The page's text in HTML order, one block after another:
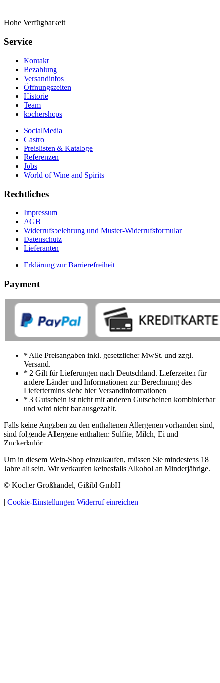
Hohe Verfügbarkeit
Service
Kontakt
Bezahlung
Versandinfos
Öffnungszeiten
Historie
Team
kochershops
SocialMedia
Gastro
Preislisten & Kataloge
Referenzen
Jobs
World of Wine and Spirits
Rechtliches
Impressum
AGB
Widerrufsbelehrung und Muster-Widerrufsformular
Datenschutz
Lieferanten
Erklärung zur Barrierefreiheit
Payment
* Alle Preisangaben inkl. gesetzlicher MwSt. und zzgl.
Versand.
* 2 Gilt für Lieferungen nach Deutschland. Lieferzeiten für
andere Länder und Informationen zur Berechnung des
Liefertermins siehe hier Versandinformationen
* 3 Gutschein ist nicht mit anderen Gutscheinen kombinierbar
und wird nicht bar ausgezahlt.
Falls keine Angaben zu den enthaltenen Allergenen vorhanden sind,
sind folgende Allergene enthalten: Sulfite, Milch, Ei und
Zuckerkulör.
Um in diesem Wein-Shop einzukaufen, müssen Sie mindestens 18
Jahre alt sein. Wir verkaufen keinesfalls Alkohol an Minderjährige.
© Kocher Großhandel, Gißibl GmbH
| Cookie-Einstellungen Widerruf einreichen